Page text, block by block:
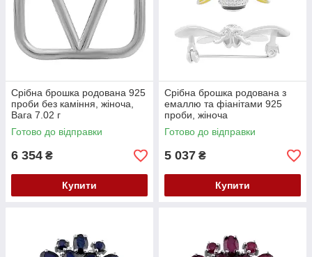
Срібна брошка родована 925
проби без каміння, жіноча,
Вага 7.02 г
Готово до відправки
6 354 ₴
Купити
Срібна брошка родована з
емаллю та фіанітами 925
проби, жіноча
Готово до відправки
5 037 ₴
Купити